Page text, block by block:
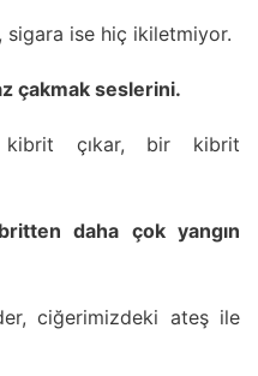
ise hiç ikiletmiyor.
çakmak seslerini.
kibrit çıkar, bir kibrit
daha çok yangın
ciğerimizdeki ateş ile